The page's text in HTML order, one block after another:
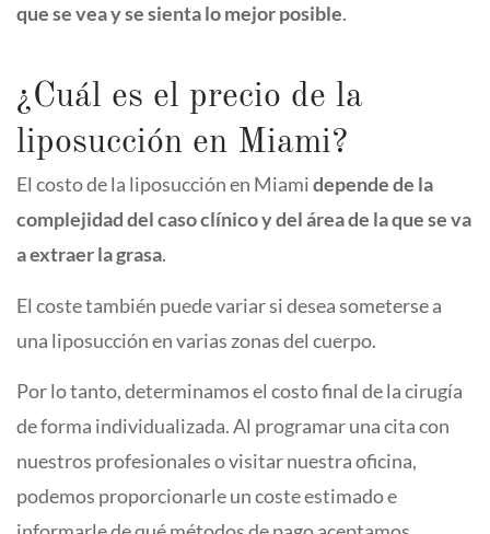
que se vea y se sienta lo mejor posible.
¿Cuál es el precio de la
liposucción en Miami?
El costo de la liposucción en Miamidepende de la
complejidad del caso clínico y del área de la que se va
a extraer la grasa.
El coste también puede variar si desea someterse a
una liposucción en varias zonas del cuerpo.
Por lo tanto, determinamos el costo final de la cirugía
de forma individualizada. Al programar una cita con
nuestros profesionales o visitar nuestra oficina,
podemos proporcionarle un coste estimado e